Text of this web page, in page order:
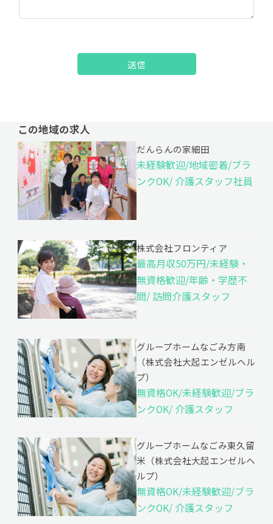
送信
この地域の求人
だんらんの家細田
未経験歓迎/地域密着/ブラ
ンクOK/ 介護スタッフ社員
株式会社フロンティア
最高月収50万円/未経験・
無資格歓迎/年齢・学歴不
問/ 訪問介護スタッフ
グループホームなごみ方南
（株式会社大起エンゼルヘル
プ）
無資格OK/未経験歓迎/ブラ
ンクOK/ 介護スタッフ
グループホームなごみ東久留
米（株式会社大起エンゼルヘ
ルプ）
無資格OK/未経験歓迎/ブラ
ンクOK/ 介護スタッフ